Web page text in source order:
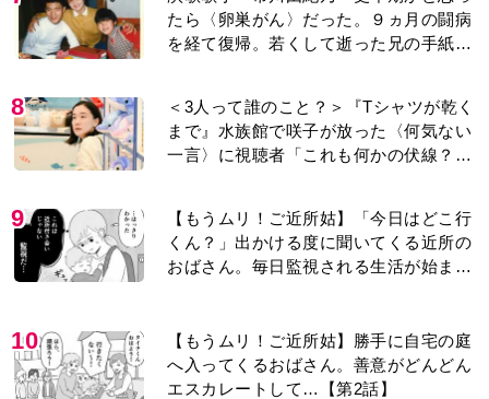
たら〈卵巣がん〉だった。９ヵ月の闘病
を経て復帰。若くして逝った兄の手紙を
8
＜3人って誰のこと？＞『Tシャツが乾く
まで』水族館で咲子が放った〈何気ない
一言〉に視聴者「これも何かの伏線？」
9
【もうムリ！ご近所姑】「今日はどこ行
くん？」出かける度に聞いてくる近所の
おばさん。毎日監視される生活が始ま
10
【もうムリ！ご近所姑】勝手に自宅の庭
へ入ってくるおばさん。善意がどんどん
エスカレートして…【第2話】